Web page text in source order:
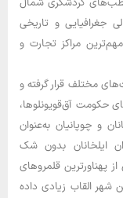
جغرافیایی و تاریخی
مراکز تجارت و
مختلف قرار گرفته و
حکومت آق‌قویونلوها،
و چوپانیان به‌عنوان
ایلخانان بدون شک
پهناورترین قلمروهای
شهر القاب زیادی داده